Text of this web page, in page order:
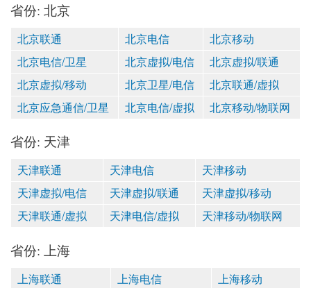
省份: 北京
北京联通 北京电信
北京移动
北京电信/卫星
北京虚拟/电信
北京虚拟/联通
北京虚拟/移动
北京卫星/电信
北京联通/虚拟
北京应急通信/卫星
北京电信/虚拟 北京移动/物联网
省份: 天津
天津联通 天津电信
天津移动
天津虚拟/电信
天津虚拟/联通
天津虚拟/移动
天津联通/虚拟
天津电信/虚拟 天津移动/物联网
省份: 上海
上海联通 上海电信
上海移动